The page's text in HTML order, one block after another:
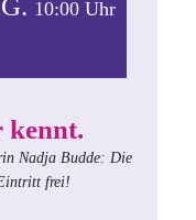
10:00 Uhr
kennt.
Nadja Budde: Die
frei!